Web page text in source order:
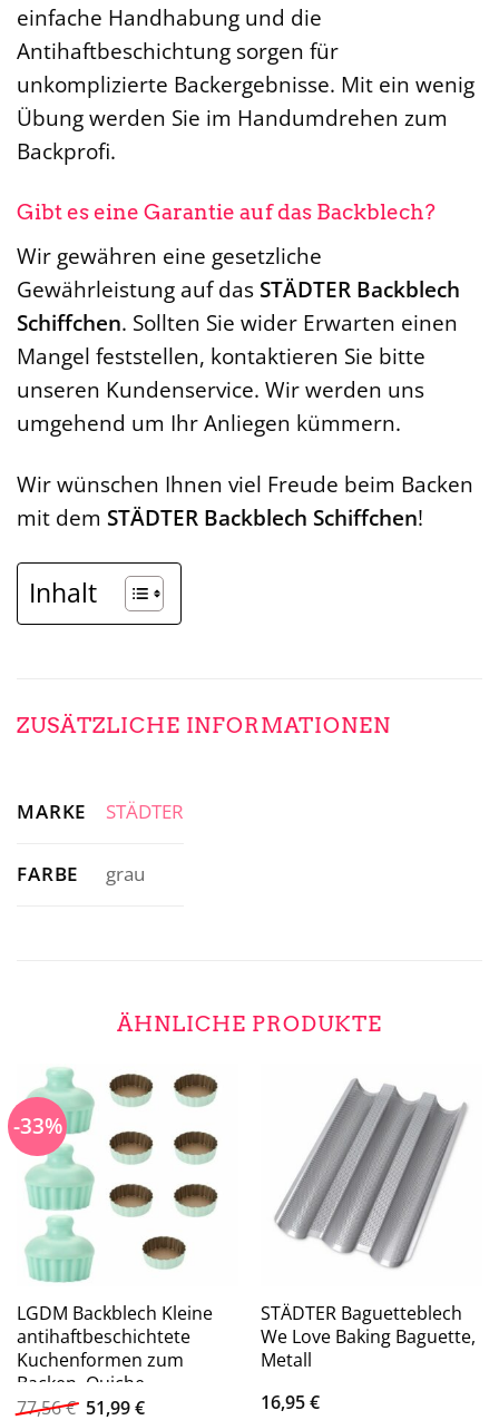
einfache Handhabung und die
Antihaftbeschichtung sorgen für
unkomplizierte Backergebnisse. Mit ein wenig
Übung werden Sie im Handumdrehen zum
Backprofi.
Gibt es eine Garantie auf das Backblech?
Wir gewähren eine gesetzliche
Gewährleistung auf das STÄDTER Backblech
Schiffchen. Sollten Sie wider Erwarten einen
Mangel feststellen, kontaktieren Sie bitte
unseren Kundenservice. Wir werden uns
umgehend um Ihr Anliegen kümmern.
Wir wünschen Ihnen viel Freude beim Backen
mit dem STÄDTER Backblech Schiffchen!
Inhalt
ZUSÄTZLICHE INFORMATIONEN
MARKE STÄDTER
FARBE grau
ÄHNLICHE PRODUKTE
-33%
LGDM Backblech Kleine
antihaftbeschichtete
Kuchenformen zum
Backen, Quiche-
Backformen, rostfreie
77,56€ Ursprünglicher
51,99€Aktueller
STÄDTER Baguetteblech
We Love Baking Baguette,
Metall
16,95€